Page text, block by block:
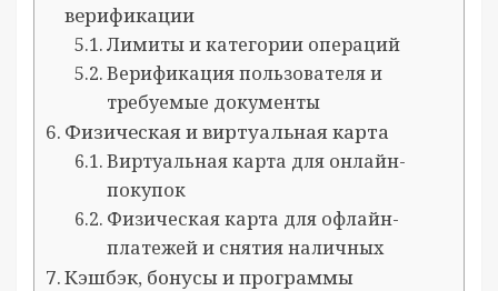
верификации
Лимиты и категории операций
Верификация пользователя и
требуемые документы
Физическая и виртуальная карта
Виртуальная карта для онлайн-
покупок
Физическая карта для офлайн-
платежей и снятия наличных
Кэшбэк, бонусы и программы